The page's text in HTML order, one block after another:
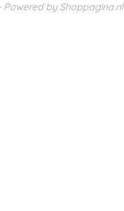
Powered by Shoppagina.nl